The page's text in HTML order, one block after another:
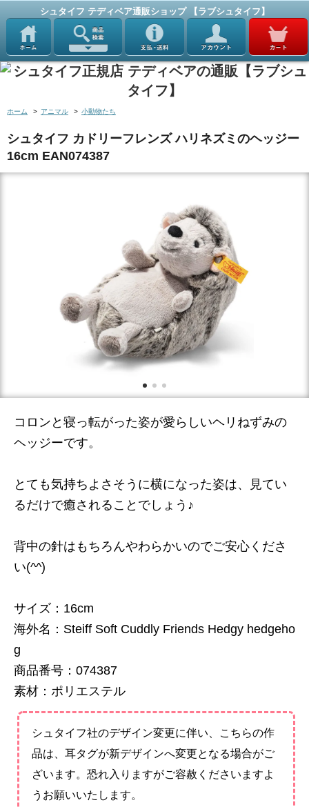
シュタイフ テディベア通販ショップ 【ラブシュタイフ】
ホーム > アニマル > 小動物たち
シュタイフ カドリーフレンズ ハリネズミのヘッジー
16cm EAN074387
コロンと寝っ転がった姿が愛らしいヘリねずみの
ヘッジーです。
とても気持ちよさそうに横になった姿は、見てい
るだけで癒されることでしょう♪
背中の針はもちろんやわらかいのでご安心くださ
い(^^)
サイズ：16cm
海外名：Steiff Soft Cuddly Friends Hedgy hedgeho
g
商品番号：074387
素材：ポリエステル
シュタイフ社のデザイン変更に伴い、こちらの作
品は、耳タグが新デザインへ変更となる場合がご
ざいます。恐れ入りますがご容赦くださいますよ
うお願いいたします。